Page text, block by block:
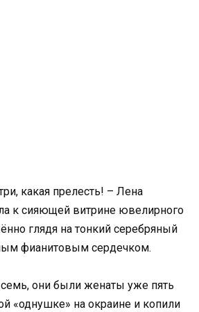
какая прелесть! – Лена
к сияющей витрине ювелирного
глядя на тонкий серебряный
фианитовым сердечком.
они были женаты уже пять
«однушке» на окраине и копили